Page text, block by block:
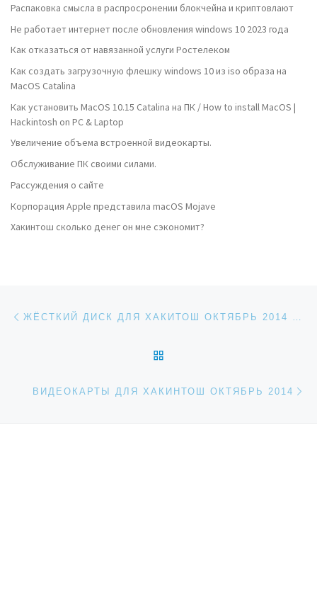
Распаковка смысла в распросронении блокчейна и криптовлают
Не работает интернет после обновления windows 10 2023 года
Как отказаться от навязанной услуги Ростелеком
Как создать загрузочную флешку windows 10 из iso образа на
MacOS Catalina
Как установить MacOS 10.15 Catalina на ПК / How to install MacOS |
Hackintosh on PC & Laptop
Увеличение объема встроенной видеокарты.
Обслуживание ПК своими силами.
Рассуждения о сайте
Корпорация Apple представила macOS Mojave
Хакинтош сколько денег он мне сэкономит?
ВИДЕОКАРТЫ ДЛЯ ХАКИНТОШ ОКТЯБРЬ 2014